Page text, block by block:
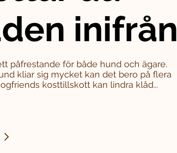
inifrån
påfrestande för både hund och ägare.
kliar sig mycket kan det bero på flera
kosttillskott kan lindra klåd...